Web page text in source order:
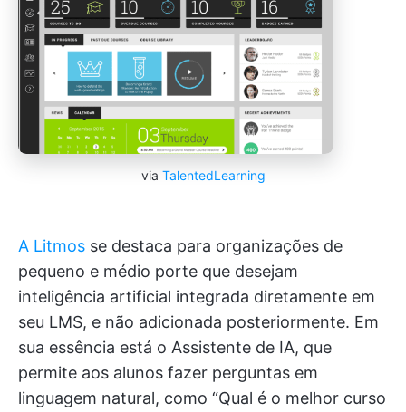
via TalentedLearning
A Litmos se destaca para organizações de
pequeno e médio porte que desejam
inteligência artificial integrada diretamente em
seu LMS, e não adicionada posteriormente. Em
sua essência está o Assistente de IA, que
permite aos alunos fazer perguntas em
linguagem natural, como “Qual é o melhor curso